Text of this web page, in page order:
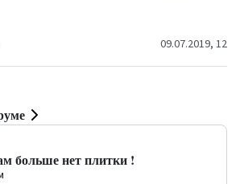
09.07.2019, 12:46
больше нет плитки !